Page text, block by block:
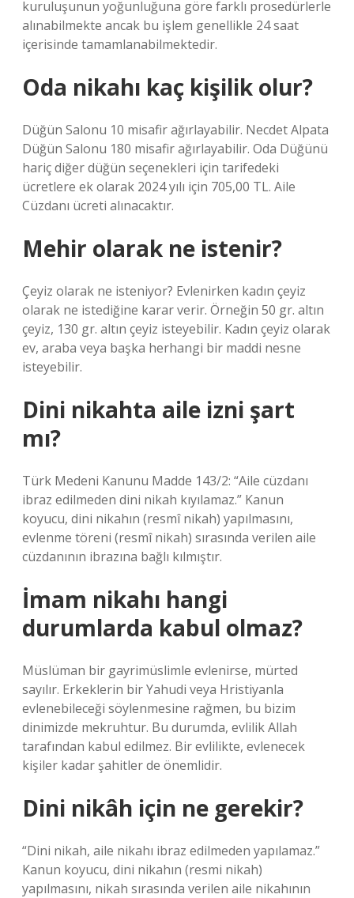
kuruluşunun yoğunluğuna göre farklı prosedürlerle
alınabilmekte ancak bu işlem genellikle 24 saat
içerisinde tamamlanabilmektedir.
Oda nikahı kaç kişilik olur?
Düğün Salonu 10 misafir ağırlayabilir. Necdet Alpata
Düğün Salonu 180 misafir ağırlayabilir. Oda Düğünü
hariç diğer düğün seçenekleri için tarifedeki
ücretlere ek olarak 2024 yılı için 705,00 TL. Aile
Cüzdanı ücreti alınacaktır.
Mehir olarak ne istenir?
Çeyiz olarak ne isteniyor? Evlenirken kadın çeyiz
olarak ne istediğine karar verir. Örneğin 50 gr. altın
çeyiz, 130 gr. altın çeyiz isteyebilir. Kadın çeyiz olarak
ev, araba veya başka herhangi bir maddi nesne
isteyebilir.
Dini nikahta aile izni şart
mı?
Türk Medeni Kanunu Madde 143/2: “Aile cüzdanı
ibraz edilmeden dini nikah kıyılamaz.” Kanun
koyucu, dini nikahın (resmî nikah) yapılmasını,
evlenme töreni (resmî nikah) sırasında verilen aile
cüzdanının ibrazına bağlı kılmıştır.
İmam nikahı hangi
durumlarda kabul olmaz?
Müslüman bir gayrimüslimle evlenirse, mürted
sayılır. Erkeklerin bir Yahudi veya Hristiyanla
evlenebileceği söylenmesine rağmen, bu bizim
dinimizde mekruhtur. Bu durumda, evlilik Allah
tarafından kabul edilmez. Bir evlilikte, evlenecek
kişiler kadar şahitler de önemlidir.
Dini nikâh için ne gerekir?
“Dini nikah, aile nikahı ibraz edilmeden yapılamaz.”
Kanun koyucu, dini nikahın (resmi nikah)
yapılmasını, nikah sırasında verilen aile nikahının